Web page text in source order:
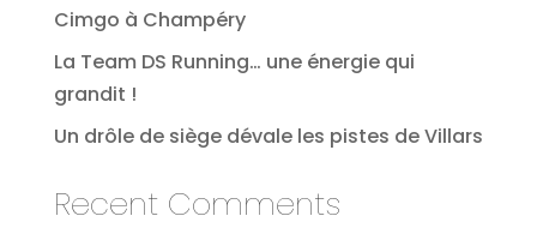
Cimgo à Champéry
La Team DS Running… une énergie qui
grandit !
Un drôle de siège dévale les pistes de Villars
Recent Comments